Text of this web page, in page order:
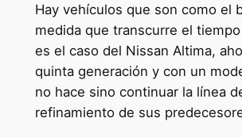
Hay vehículos que son como el
medida que transcurre el
es el caso del Nissan Altima,
quinta generación y con un
no hace sino continuar la línea
refinamiento de sus